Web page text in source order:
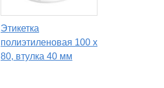
Этикетка
полиэтиленовая 100 x
80, втулка 40 мм